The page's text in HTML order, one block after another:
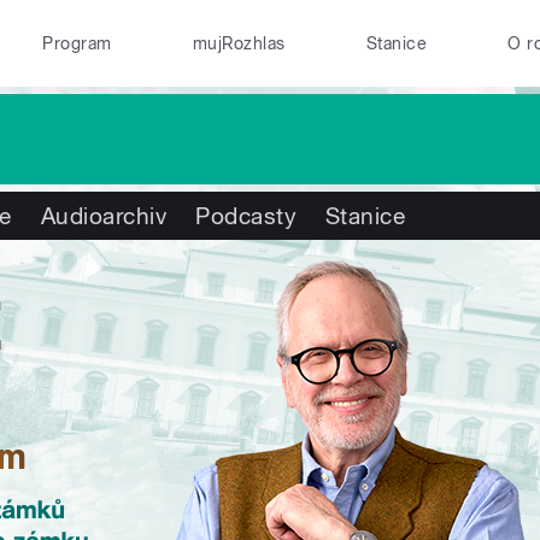
Program mujRozhlas Stanice O
Audioarchiv Podcasty Stanice